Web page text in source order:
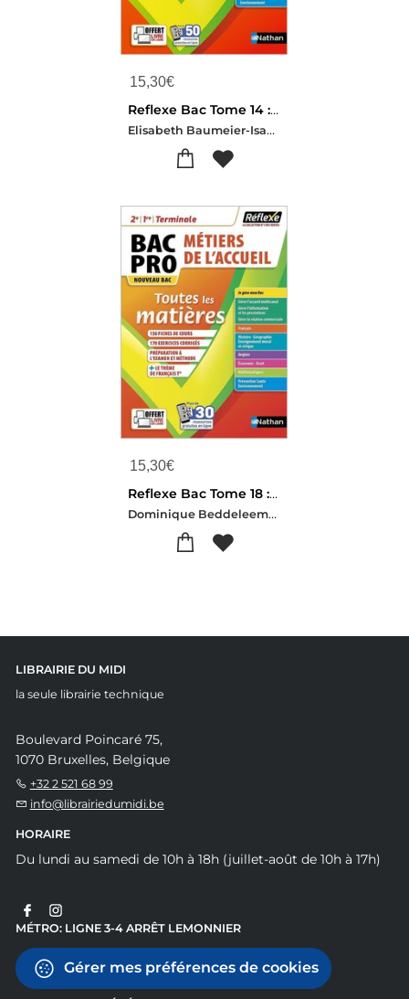
15,30€
Reflexe Bac Tome 14 : Toutes Les Matieres ; 2de/1re/terminale, Bac Pro Accompagnement, Soins Et Services A La Personne (edition 2021)
Elisabeth Baumeier-Isabelle Delaunay-Martine Deconinck-Stephane Doulet-Sophie Delauney
15,30€
Reflexe Bac Tome 18 : Toutes Les Matieres ; 2de/1re/terminale, Bac Pro Metiers De L'accueil (edition 2021)
Dominique Beddeleem-Pascal Besson-Louise Cauchard-Isabelle Delaunay-Christophe Desaintghislain
LIBRAIRIE DU MIDI
la seule librairie technique
Boulevard Poincaré 75,
1070 Bruxelles, Belgique
+32 2 521 68 99
info@librairiedumidi.be
HORAIRE
Du lundi au samedi de 10h à 18h (juillet-août de 10h à 17h)
MÉTRO: LIGNE 3-4 ARRÊT LEMONNIER
Gérer mes préférences de cookies